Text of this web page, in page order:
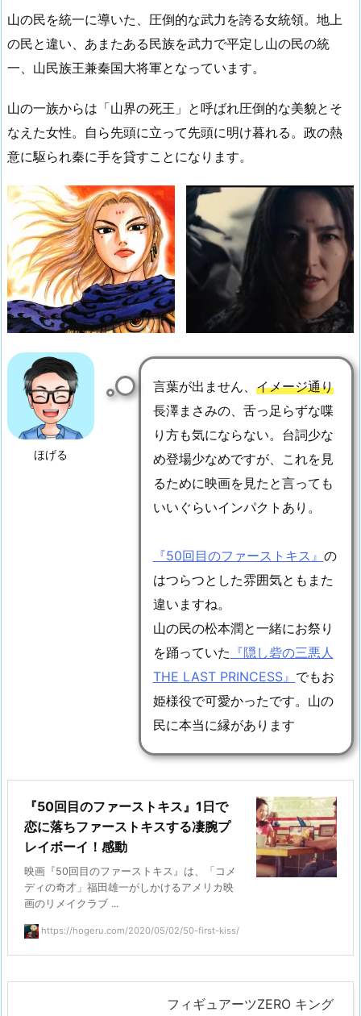
山の民を統一に導いた、圧倒的な武力を誇る女統領。地上
の民と違い、あまたある民族を武力で平定し山の民の統
一、山民族王兼秦国大将軍となっています。
山の一族からは「山界の死王」と呼ばれ圧倒的な美貌とそ
なえた女性。自ら先頭に立って先頭に明け暮れる。政の熱
意に駆られ秦に手を貸すことになります。
ほげる
言葉が出ません、 イメージ通り
長澤まさみの、舌っ足らずな喋
り方も気にならない。台詞少な
め登場少なめですが、これを見
るために映画を見たと言っても
いいぐらいインパクトあり。
『50回目のファーストキス』 の
はつらつとした雰囲気ともまた
違いますね。
山の民の松本潤と一緒にお祭り
を踊っていた 『隠し砦の三悪人
THE LAST PRINCESS』 でもお
姫様役で可愛かったです。山の
民に本当に縁があります
『50回目のファーストキス』1日で
恋に落ちファーストキスする凄腕プ
レイボーイ！感動
映画『50回目のファーストキス』は、「コメ
ディの奇才」福田雄一がしかけるアメリカ映
画のリメイクラブ ...
https://hogeru.com/2020/05/02/50-first-kiss/
フィギュアーツZERO キング